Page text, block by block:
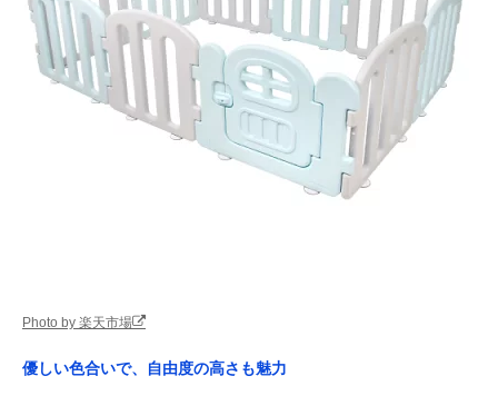
Photo by 楽天市場
優しい色合いで、自由度の高さも魅力